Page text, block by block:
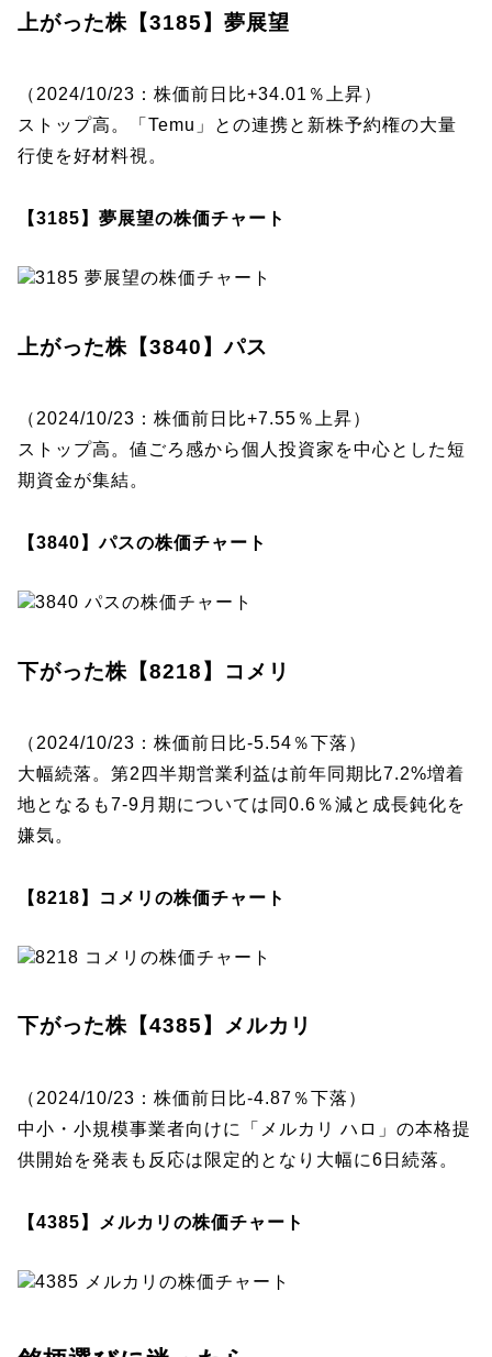
上がった株【3185】夢展望
（2024/10/23：株価前日比+34.01％上昇）
ストップ高。「Temu」との連携と新株予約権の大量
行使を好材料視。
【3185】夢展望の株価チャート
上がった株【3840】パス
（2024/10/23：株価前日比+7.55％上昇）
ストップ高。値ごろ感から個人投資家を中心とした短
期資金が集結。
【3840】パスの株価チャート
下がった株【8218】コメリ
（2024/10/23：株価前日比-5.54％下落）
大幅続落。第2四半期営業利益は前年同期比7.2%増着
地となるも7-9月期については同0.6％減と成長鈍化を
嫌気。
【8218】コメリの株価チャート
下がった株【4385】メルカリ
（2024/10/23：株価前日比-4.87％下落）
中小・小規模事業者向けに「メルカリ ハロ」の本格提
供開始を発表も反応は限定的となり大幅に6日続落。
【4385】メルカリの株価チャート